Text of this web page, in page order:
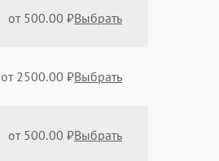
от 500.00 ₽Выбрать
от 2500.00 ₽Выбрать
от 500.00 ₽Выбрать